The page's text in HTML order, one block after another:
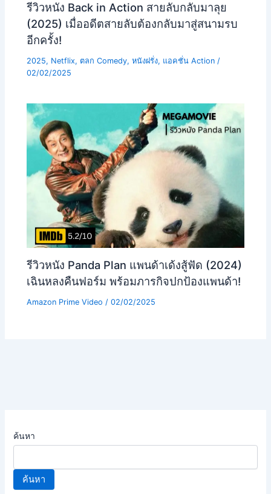
รีวิวหนัง Back in Action สายลับกลับมาลุย
(2025) เมื่ออดีตสายลับต้องกลับมาสู่สนามรบ
อีกครั้ง!
2025, Netflix, ตลก Comedy,หนังฝรั่ง, แอคชั่น Action /
02/02/2025
รีวิวหนัง Panda Plan แพนด้าเด้งสู้ฟัด (2024)
เฉินหลงคืนฟอร์ม พร้อมภารกิจปกป้องแพนด้า!
Amazon Prime Video /02/02/2025
ค้นหา
ค้นหา